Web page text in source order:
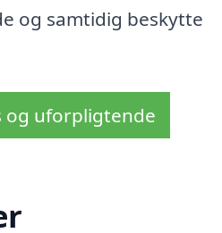
og samtidig beskytte
og uforpligtende